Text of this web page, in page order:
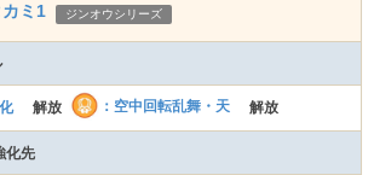
ミ1 ジンオウシリーズ
解放 ：空中回転乱舞・天 解放
化先